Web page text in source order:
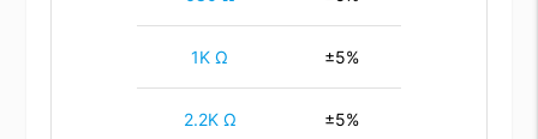
1K Ω ±5%
2.2K Ω ±5%